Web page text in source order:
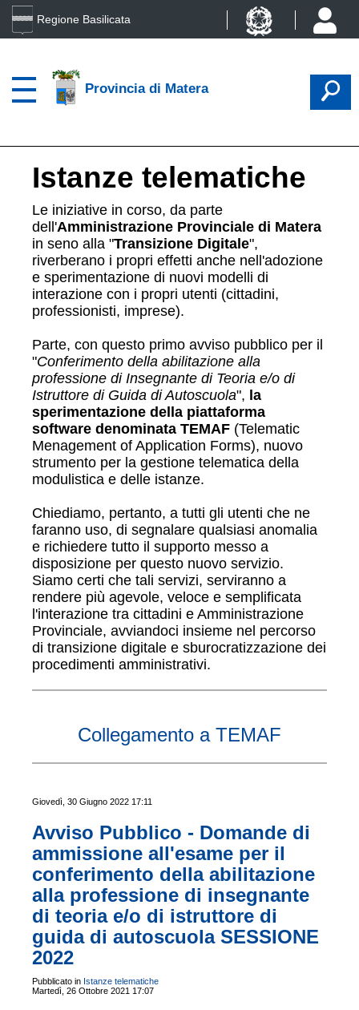
Regione Basilicata
Provincia di Matera
Istanze telematiche
Le iniziative in corso, da parte
dell'Amministrazione Provinciale di Matera
in seno alla "Transizione Digitale",
riverberano i propri effetti anche nell'adozione
e sperimentazione di nuovi modelli di
interazione con i propri utenti (cittadini,
professionisti, imprese).
Parte, con questo primo avviso pubblico per il
"Conferimento della abilitazione alla
professione di Insegnante di Teoria e/o di
Istruttore di Guida di Autoscuola", la
sperimentazione della piattaforma
software denominata TEMAF (Telematic
Menagement of Application Forms), nuovo
strumento per la gestione telematica della
modulistica e delle istanze.
Chiediamo, pertanto, a tutti gli utenti che ne
faranno uso, di segnalare qualsiasi anomalia
e richiedere tutto il supporto messo a
disposizione per questo nuovo servizio.
Siamo certi che tali servizi, serviranno a
rendere più agevole, veloce e semplificata
l'interazione tra cittadini e Amministrazione
Provinciale, avviandoci insieme nel percorso
di transizione digitale e sburocratizzazione dei
procedimenti amministrativi.
Collegamento a TEMAF
Giovedì, 30 Giugno 2022 17:11
Avviso Pubblico - Domande di
ammissione all'esame per il
conferimento della abilitazione
alla professione di insegnante
di teoria e/o di istruttore di
guida di autoscuola SESSIONE
2022
Pubblicato in Istanze telematiche
Martedì, 26 Ottobre 2021 17:07